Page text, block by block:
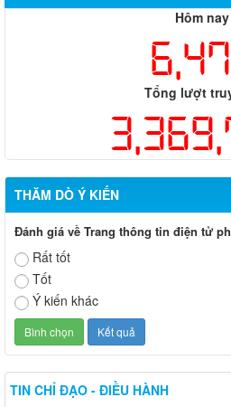
Hôm nay
Tổng lượt
THĂM DÒ Ý KIẾN
Đánh giá về Trang thông tin điện tử
Rất tốt
Tốt
Ý kiến khác
TIN CHỈ ĐẠO - ĐIỀU HÀNH